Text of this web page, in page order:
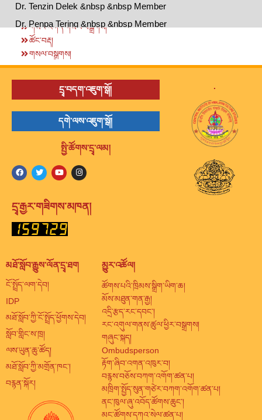
Dr. Tenzin Delek &nbsp &nbsp Member
Dr. Penpa Tering &nbsp &nbsp Member
གསར་འགོད་གསལ་བསྒྲགས།
ཚོང་བརྡ།
གསལ་བསྒྲགས།
དྲྭ་བདག་འཇུག་སྒོ།
དགེ་ལས་འཇུག་སྒོ།
སྤྱི་ཚོགས་དྲྭ་ལམ།
དྲྭ་རྒྱར་གཟིགས་མཁན།
.
མཐོ་སློབ་རྒྱུས་ལོན་དྲྭ་ཐག
ངོ་སྤྲོད་ལག་དེབ།
IDP
མཐོ་སློབ་ཀྱི་ངོ་སྤྲོད་ཕྱོགས་དེབ།
སློབ་གླིང་ས་ཁྲ།
ལས་ཡུན་ཆུ་ཚོད།
མཐོ་སློབ་ཀྱི་མགྲོན་ཁང་།
བརྙན་སྐོར།
མྱུར་འཚོལ།
ཚོགས་པའི་ཁྲིམས་སྒྲིག་ཡིག་ཆ།
མོས་མཐུན་གན་རྒྱ།
འདྲི་རྩད་རང་དབང་།
རང་འགུལ་གནས་ཚུལ་ཕྱིར་བསྒྲགས།
གཞུང་སྐད།
Ombudsperson
རྟོག་ཞིབ་འགན་འཁུར་བ།
བརྙས་བཅོས་བཀག་འགོག་ཚན་པ།
མཁྲིག་སྤྱོད་སུན་གཙེར་བཀག་འགོག་ཚན་པ།
ནང་ཁུལ་ཞུ་འབོད་ཚོགས་ཆུང་།
མང་ཚོགས་དཀའ་སེལ་ཚན་པ།